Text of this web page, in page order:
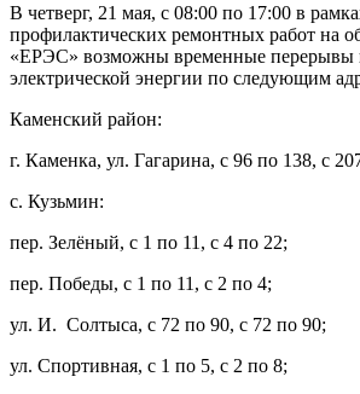
В четверг, 21 мая, с 08:00 по 17:00 в
профилактических ремонтных работ на
«ЕРЭС» возможны временные перерывы
электрической энергии по следующим
Каменский район:
г. Каменка, ул. Гагарина, с 96 по 138, с
с. Кузьмин:
пер. Зелёный, с 1 по 11, с 4 по 22;
пер. Победы, с 1 по 11, с 2 по 4;
ул. И. Солтыса, с 72 по 90, с 72 по 90;
ул. Спортивная, с 1 по 5, с 2 по 8;